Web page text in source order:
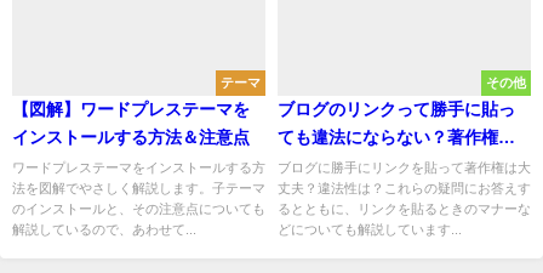
テーマ
【図解】ワードプレステーマを
インストールする方法＆注意点
ワードプレステーマをインストールする方
法を図解でやさしく解説します。子テーマ
のインストールと、その注意点についても
解説しているので、あわせて...
その他
ブログのリンクって勝手に貼っ
ても違法にならない？著作権は
大丈夫？
ブログに勝手にリンクを貼って著作権は大
丈夫？違法性は？これらの疑問にお答えす
るとともに、リンクを貼るときのマナーな
どについても解説しています...